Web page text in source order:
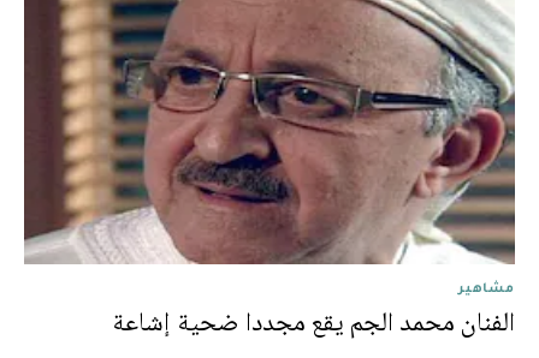
مشاهير
الفنان محمد الجم يقع مجددا ضحية إشاعة